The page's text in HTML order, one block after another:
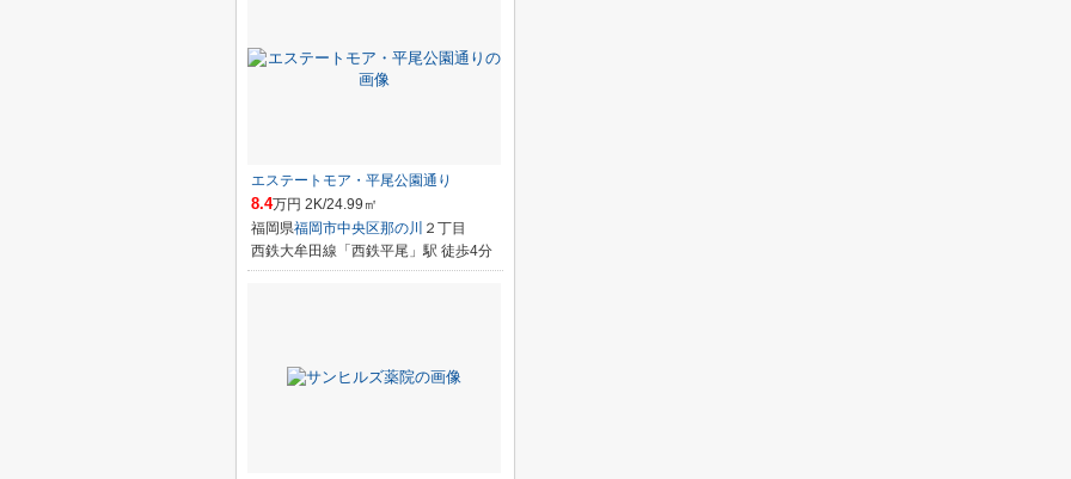
エステートモア・平尾公園通り
8.4万円 2K/24.99㎡
福岡県福岡市中央区那の川 ２丁目
西鉄大牟田線「西鉄平尾」駅 徒歩4分